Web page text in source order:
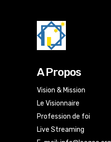
A Propos
Vision & Mission
Le Visionnaire
Profession de foi
Live Streaming